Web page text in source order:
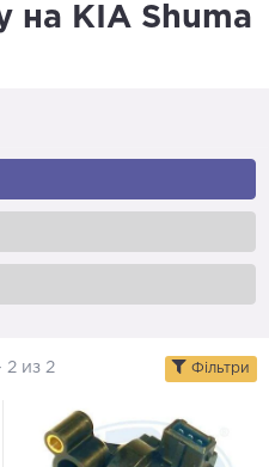
на KIA Shuma
2 из 2 Фільтри